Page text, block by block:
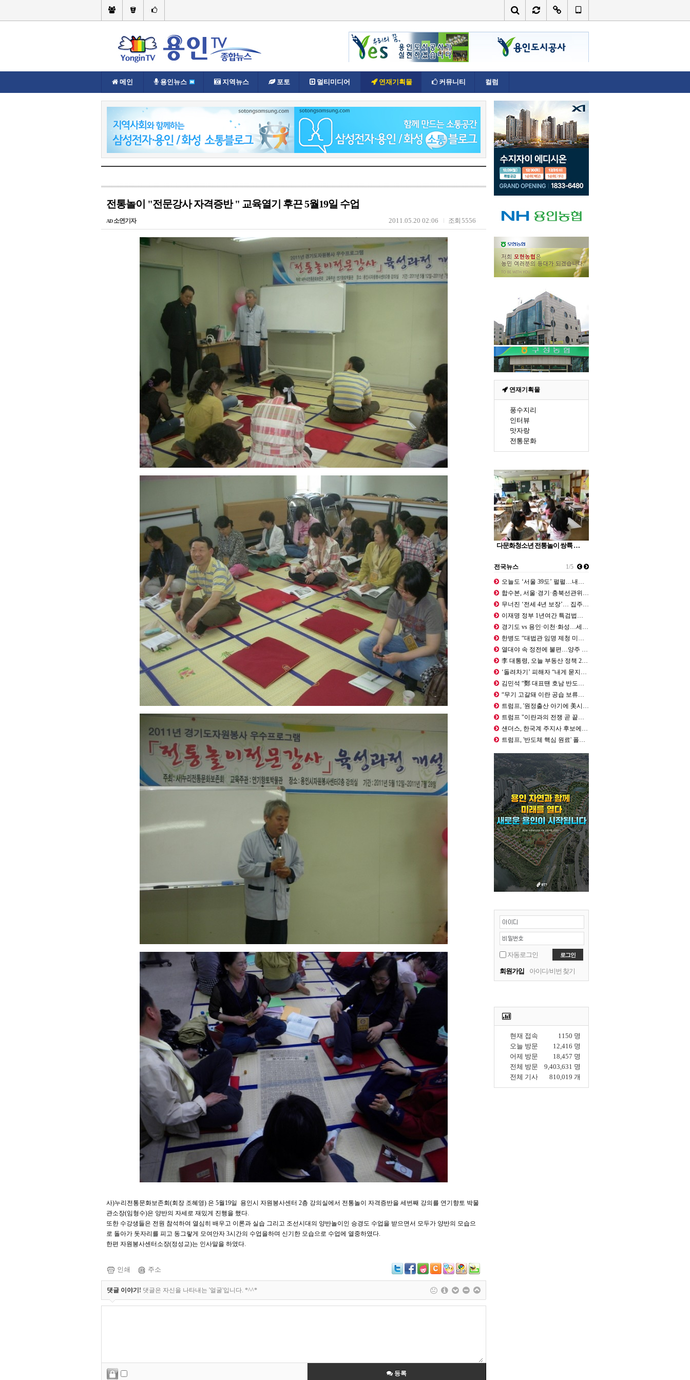
메인 용인뉴스 지역뉴스 포토 멀티미디어 연재기획물 커뮤니티 컬럼
연재기획물
풍수지리
인터뷰
맛자랑
전통문화
다문화청소년 전통놀이 쌍륙 …
1/5
전국뉴스
오늘도 ‘서울 39도’ 펄펄…내일 강…
합수본, 서울·경기·충북선관위 압수수…
무너진 ‘전세 4년 보장’… 집주인 …
이재명 정부 1년여간 특검법만 5개 …
경기도 vs 용인·이천·화성…세수로 …
한병도 “대법관 임명 제청 미루는 조…
열대야 속 정전에 불편…양주 섬유공장…
李 대통령, 오늘 부동산 정책 2차 …
‘돌려차기’ 피해자 “내게 묻지도 않…
김민석 “鄭 대표땐 호남 반도체 흔들…
“무기 고갈돼 이란 공습 보류…트럼프…
트럼프, '원정출산 아기에 美시민권 …
트럼프 "이란과의 전쟁 곧 끝날 것"…
샌더스, 한국계 주지사 후보에 “공개…
트럼프, '반도체 핵심 원료' 폴리실…
자동로그인
회원가입 아이디/비번 찾기
1150 명
현재 접속
12,416 명
오늘 방문
18,457 명
어제 방문
9,403,631 명
전체 방문
810,019 개
전체 기사
현재위치:// 연재기획물 전통문화
전통놀이 "전문강사 자격증반 " 교육열기 후끈 5월19일 수업
AD 소연기자 조회 5556
2011.05.20 02:06
사)누리전통문화보존회(회장 조혜영) 은 5월19일 용인시 자원봉사센터 2층 강의실에서 전통놀이 자격증반을 세번째 강의를 연기향토 박물
관소장(임형수)은 양반의 자세로 재밌게 진행을 했다.
또한 수강생들은 전원 참석하여 열심히 배우고 이론과 실습 그리고 조선시대의 양반놀이인 승경도 수업을 받으면서 모두가 양반의 모습으
로 돌아가 돗자리를 피고 동그랗게 모여안자 3시간의 수업을하며 신기한 모습으로 수업에 열중하였다.
한편 자원봉사센터소장(정성교)는 인사말을 하였다.
인쇄 주소
댓글 이야기! 댓글은 자신을 나타내는 '얼굴'입니다. *^^*
등록